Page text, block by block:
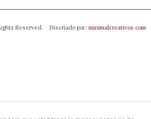
Reserved. Diseñado por: minimalcreativos.com